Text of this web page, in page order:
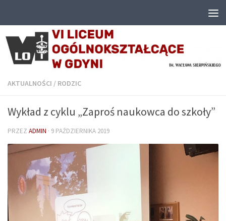
AKTUALNOŚCI / RODZIC
Wykład z cyklu „Zaproś naukowca do szkoły”
PRZEZ ADMIN · 9 PAŹDZIERNIKA 2019